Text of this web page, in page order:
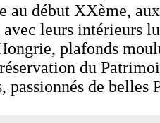
début XXème,
avec leurs intérieurs
plafonds
du
de belles